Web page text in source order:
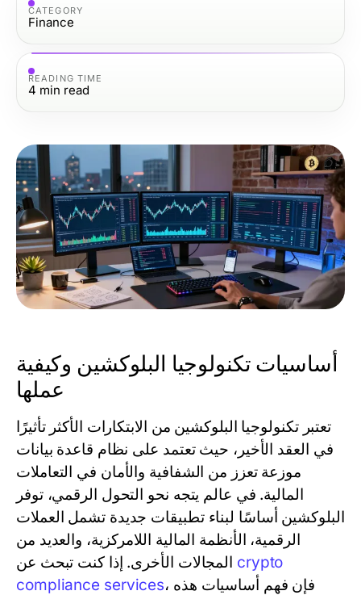
CATEGORY
Finance
READING TIME
4 min read
أساسيات تكنولوجيا البلوكشين وكيفية
عملها
تعتبر تكنولوجيا البلوكشين من الابتكارات الأكثر تأثيرًا
في العقد الأخير، حيث تعتمد على نظام قاعدة بيانات
موزعة تعزز من الشفافية والأمان في التعاملات
المالية. في عالم يتجه نحو التحول الرقمي، توفر
البلوكشين أساسًا لبناء تطبيقات جديدة تشمل العملات
الرقمية، الأنظمة المالية اللامركزية، والعديد من
crypto
compliance services، فإن فهم أساسيات هذه